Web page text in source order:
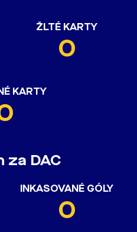
ŽLTÉ KARTY
0
KARTY
za DAC
INKASOVANÉ GÓLY
0